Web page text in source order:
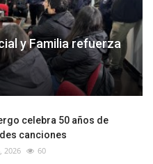
y Familia refuerza
celebra 50 años de
canciones
2026 60